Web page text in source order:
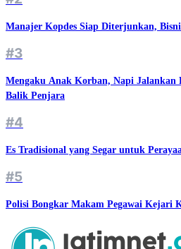
Manajer Kopdes Siap Diterjunkan,
#3
Mengaku Anak Korban, Napi Jalankan
Balik Penjara
#4
Es Tradisional yang Segar untuk
#5
Polisi Bongkar Makam Pegawai Kejari